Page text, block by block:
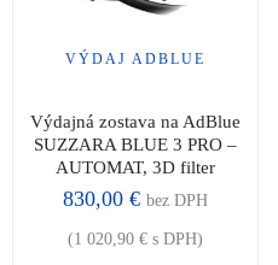
VÝDAJ ADBLUE
Výdajná zostava na AdBlue
SUZZARA BLUE 3 PRO –
AUTOMAT, 3D filter
830,00 € bez DPH
(1 020,90 € s DPH)